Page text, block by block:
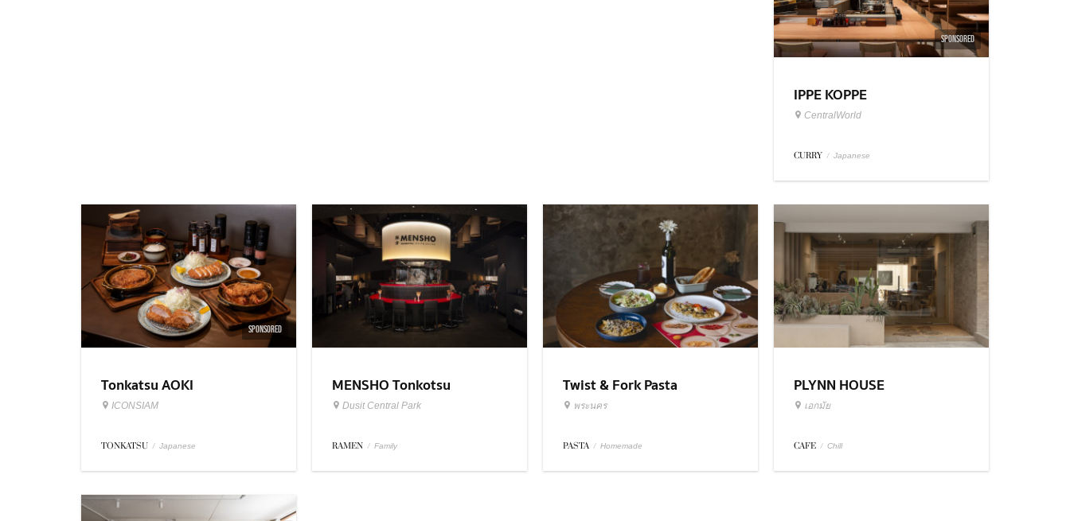
SPONSORED
IPPE KOPPE
CentralWorld
CURRY / Japanese
SPONSORED
Tonkatsu AOKI
ICONSIAM
TONKATSU / Japanese
MENSHO Tonkotsu
Dusit Central Park
RAMEN / Family
Twist & Fork Pasta
พระนคร
PASTA / Homemade
PLYNN HOUSE
เอกมัย
CAFE / Chill